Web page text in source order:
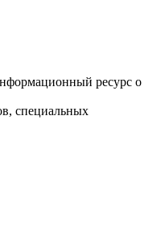
ресурс о
специальных